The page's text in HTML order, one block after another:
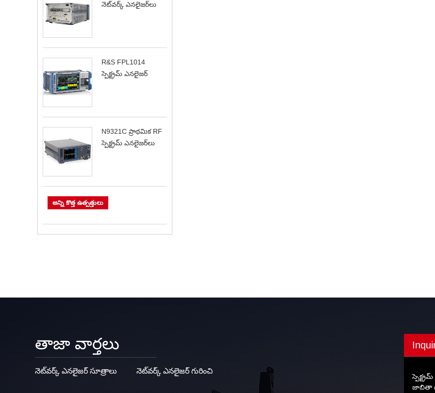
నెట్‌వర్క్ ఎనలైజర్‌లు
R&S FPL1014
స్పెక్ట్రమ్ ఎనలైజర్
N9321C ప్రాథమిక RF
స్పెక్ట్రమ్ ఎనలైజర్‌లు
అన్ని కొత్త ఉత్పత్తులు
తాజా వార్తలు
నెట్‌వర్క్ ఎనలైజర్ సూత్రాలు నెట్‌వర్క్ ఎనలైజర్ గురించి
జాబితా